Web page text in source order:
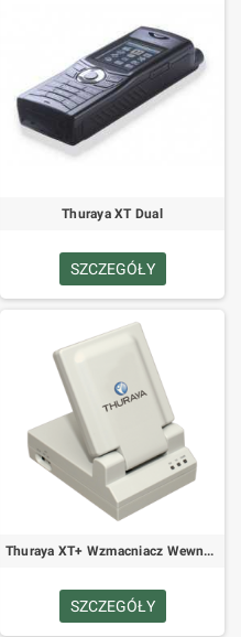
Thuraya XT Dual
SZCZEGÓŁY
Thuraya XT+ Wzmacniacz Wewnętrzny Jednokanałowy (Przenośny lub Stały)
SZCZEGÓŁY